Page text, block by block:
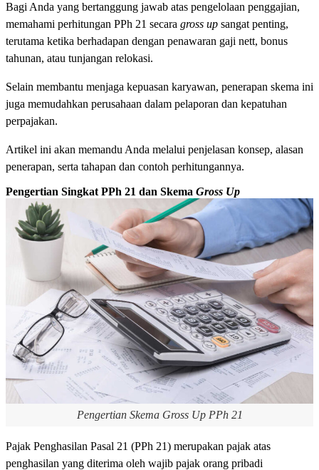
Bagi Anda yang bertanggung jawab atas pengelolaan penggajian,
memahami perhitungan PPh 21 secara gross up sangat penting,
terutama ketika berhadapan dengan penawaran gaji nett, bonus
tahunan, atau tunjangan relokasi.
Selain membantu menjaga kepuasan karyawan, penerapan skema ini
juga memudahkan perusahaan dalam pelaporan dan kepatuhan
perpajakan.
Artikel ini akan memandu Anda melalui penjelasan konsep, alasan
penerapan, serta tahapan dan contoh perhitungannya.
Pengertian Singkat PPh 21 dan Skema Gross Up
Pengertian Skema Gross Up PPh 21
Pajak Penghasilan Pasal 21 (PPh 21) merupakan pajak atas
penghasilan yang diterima oleh wajib pajak orang pribadi